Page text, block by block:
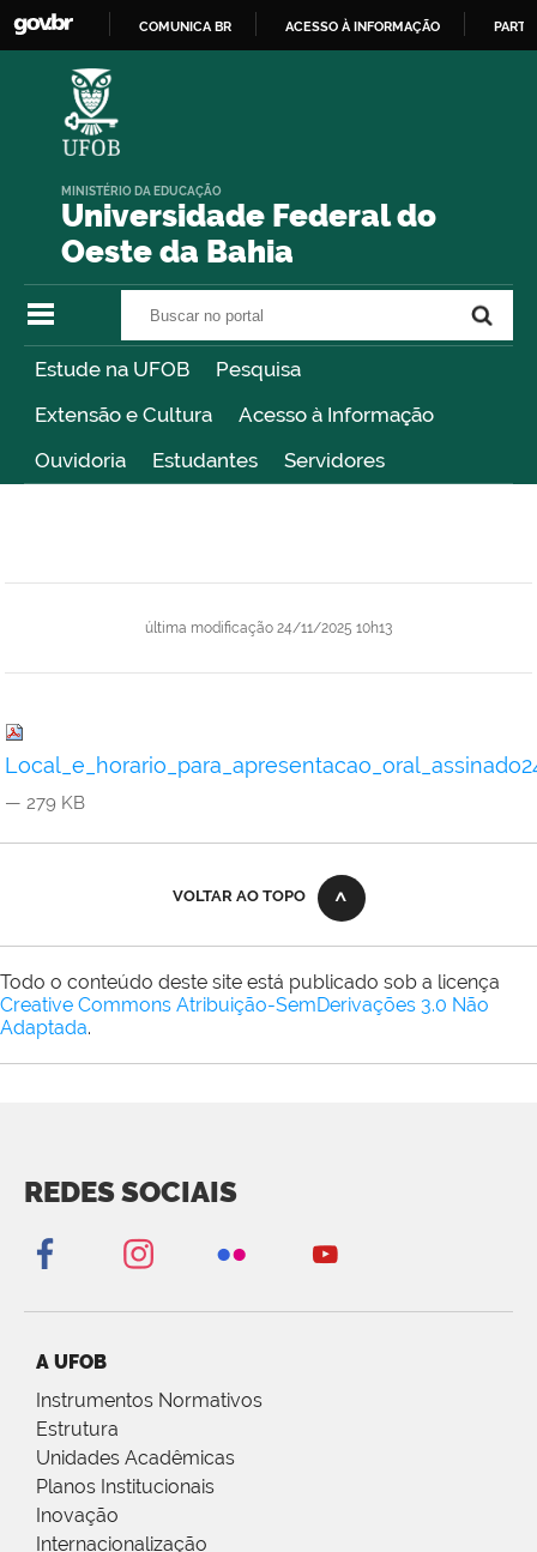
COMUNICA BR ACESSO À INFORMAÇÃO
Universidade Federal do
Oeste da Bahia
MINISTÉRIO DA EDUCAÇÃO
Estude na UFOB
Pesquisa
Extensão e Cultura
Acesso à Informação
Ouvidoria
Estudantes Servidores
última modificação 24/11/2025 10h13
— 279 KB
VOLTAR AO TOPO
Todo o conteúdo deste site está publicado sob a licença
Creative Commons Atribuição-SemDerivações 3.0 Não
Adaptada.
REDES SOCIAIS
A UFOB
Instrumentos Normativos
Estrutura
Unidades Acadêmicas
Planos Institucionais
Inovação
Internacionalização